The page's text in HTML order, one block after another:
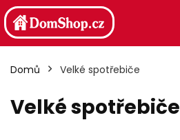
Domů Velké spotřebiče
Velké spotřebiče